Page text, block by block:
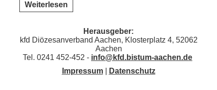
Weiterlesen
Herausgeber:
kfd Diözesanverband Aachen, Klosterplatz 4, 52062
Aachen
Tel. 0241 452-452 - info@kfd.bistum-aachen.de
Impressum| Datenschutz